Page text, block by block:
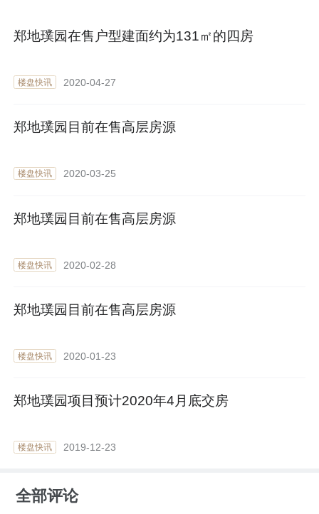
郑地璞园在售户型建面约为131㎡的四房
楼盘快讯 2020-04-27
郑地璞园目前在售高层房源
楼盘快讯 2020-03-25
郑地璞园目前在售高层房源
楼盘快讯 2020-02-28
郑地璞园目前在售高层房源
楼盘快讯 2020-01-23
郑地璞园项目预计2020年4月底交房
楼盘快讯 2019-12-23
全部评论